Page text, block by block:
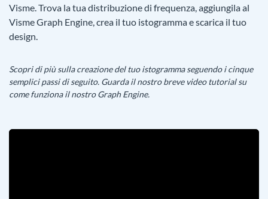
Visme. Trova la tua distribuzione di frequenza, aggiungila al
Visme Graph Engine, crea il tuo istogramma e scarica il tuo
design.
Scopri di più sulla creazione del tuo istogramma seguendo i cinque
semplici passi di seguito. Guarda il nostro breve video tutorial su
come funziona il nostro Graph Engine.